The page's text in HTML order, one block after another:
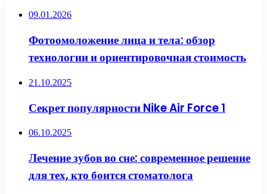
09.01.2026
Фотоомоложение лица и тела: обзор
технологии и ориентировочная стоимость
21.10.2025
Секрет популярности Nike Air Force 1
06.10.2025
Лечение зубов во сне: современное решение
для тех, кто боится стоматолога